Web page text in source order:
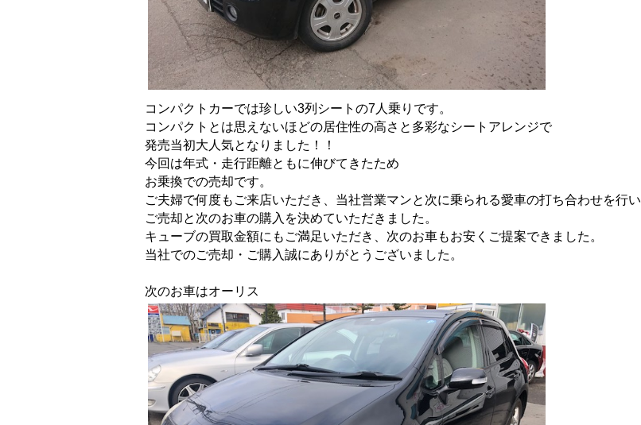
コンパクトカーでは珍しい3列シートの7人乗りです。
コンパクトとは思えないほどの居住性の高さと多彩なシートアレンジで
発売当初大人気となりました！！
今回は年式・走行距離ともに伸びてきたため
お乗換での売却です。
ご夫婦で何度もご来店いただき、 当社営業マンと次に乗られる愛車の打ち合わせを行い
ご売却と次のお車の購入を決めていただきました。
キューブの買取金額にもご満足いただき、 次のお車もお安くご提案できました。
当社でのご売却・ご購入誠にありがとうございました。
次のお車はオーリス